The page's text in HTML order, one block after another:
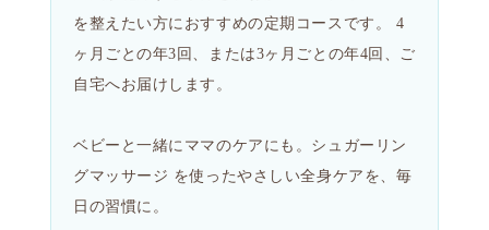
を整えたい方におすすめの定期コースです。 4
ヶ月ごとの年3回、または3ヶ月ごとの年4回、ご
自宅へお届けします。
ベビーと一緒にママのケアにも。シュガーリン
グマッサージ を使ったやさしい全身ケアを、毎
日の習慣に。